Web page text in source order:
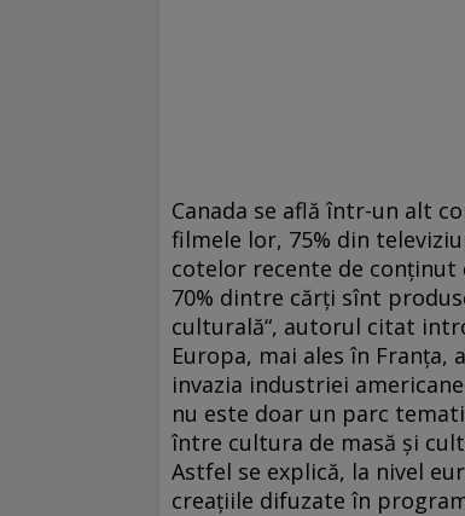
Canada se află într-un alt
filmele lor, 75% din
cotelor recente de conţinut
70% dintre cărţi sînt
culturală“, autorul citat
Europa, mai ales în Franţa,
invazia industriei
nu este doar un parc
între cultura de masă şi
Astfel se explică, la nivel
creaţiile difuzate în